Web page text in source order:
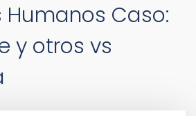
Humanos Caso:
y otros vs